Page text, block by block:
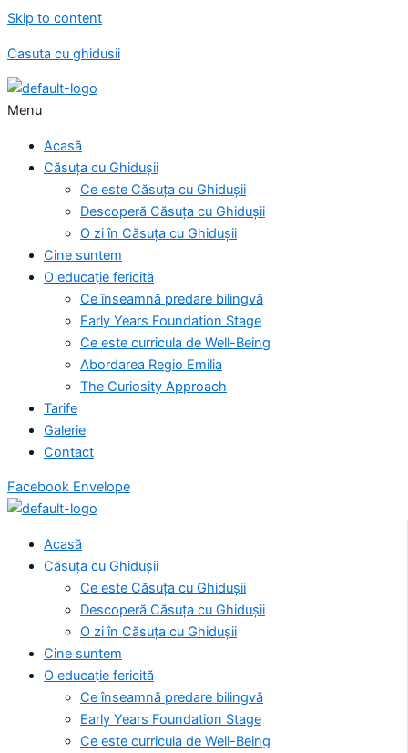
Skip to content
Casuta cu ghidusii
Menu
Acasă
Căsuța cu Ghidușii
Ce este Căsuța cu Ghidușii
Descoperă Căsuța cu Ghidușii
O zi în Căsuța cu Ghidușii
Cine suntem
O educație fericită
Ce înseamnă predare bilingvă
Early Years Foundation Stage
Ce este curricula de Well-Being
Abordarea Regio Emilia
The Curiosity Approach
Tarife
Galerie
Contact
Facebook Envelope
Acasă
Căsuța cu Ghidușii
Ce este Căsuța cu Ghidușii
Descoperă Căsuța cu Ghidușii
O zi în Căsuța cu Ghidușii
Cine suntem
O educație fericită
Ce înseamnă predare bilingvă
Early Years Foundation Stage
Ce este curricula de Well-Being